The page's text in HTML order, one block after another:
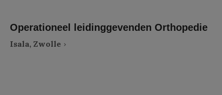
Operationeel leidinggevenden Orthopedie
Isala, Zwolle